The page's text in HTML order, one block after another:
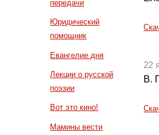
передачи
Юридический
помощник
Евангелие дня
Лекции о русской
поэзии
Вот это кино!
Мамины вести
22
В.